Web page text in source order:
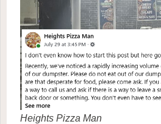
Heights Pizza Man